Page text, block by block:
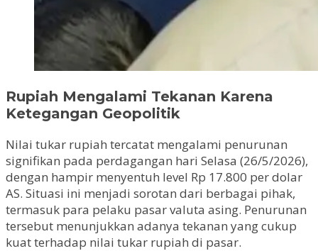
Rupiah Mengalami Tekanan Karena
Ketegangan Geopolitik
Nilai tukar rupiah tercatat mengalami penurunan
signifikan pada perdagangan hari Selasa (26/5/2026),
dengan hampir menyentuh level Rp 17.800 per dolar
AS. Situasi ini menjadi sorotan dari berbagai pihak,
termasuk para pelaku pasar valuta asing. Penurunan
tersebut menunjukkan adanya tekanan yang cukup
kuat terhadap nilai tukar rupiah di pasar.